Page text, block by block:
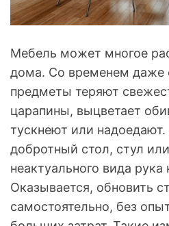
Мебель может многое
дома. Со временем
предметы теряют
царапины, выцветает
тускнеют или
добротный стол, стул
неактуального вида
Оказывается, обновить
самостоятельно, без